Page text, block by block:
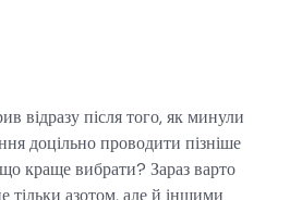
відразу після того, як минули
доцільно проводити пізніше
що краще вибрати? Зараз варто
тільки азотом, але й іншими